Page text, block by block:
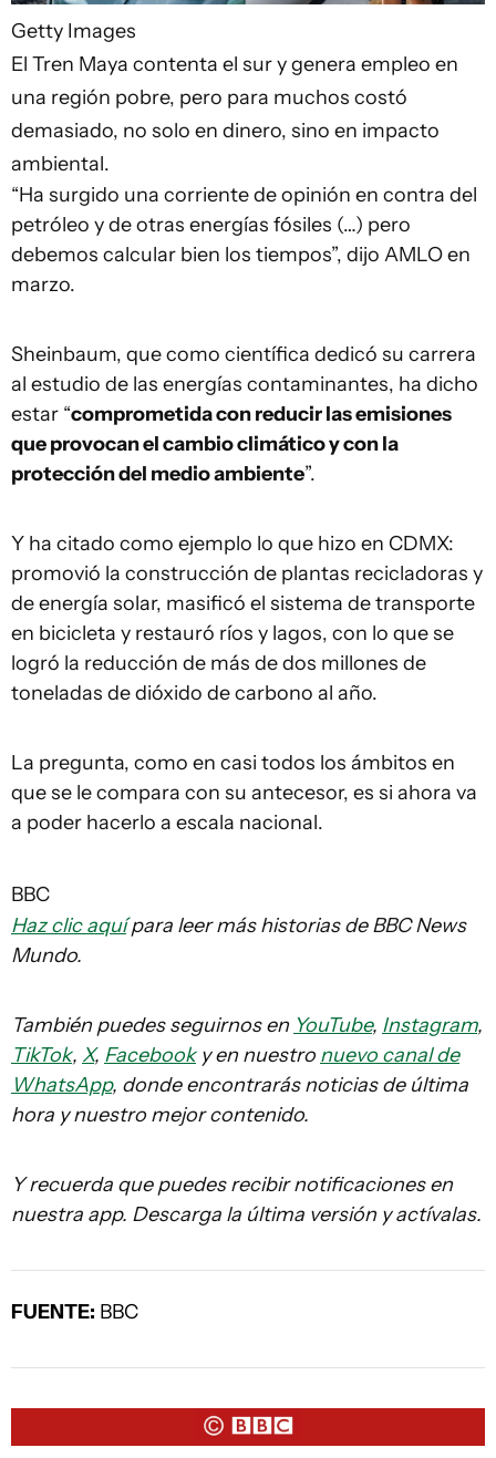
Getty Images
El Tren Maya contenta el sur y genera empleo en
una región pobre, pero para muchos costó
demasiado, no solo en dinero, sino en impacto
ambiental.
“Ha surgido una corriente de opinión en contra del
petróleo y de otras energías fósiles (…) pero
debemos calcular bien los tiempos”, dijo AMLO en
marzo.
Sheinbaum, que como científica dedicó su carrera
al estudio de las energías contaminantes, ha dicho
estar “comprometida con reducir las emisiones
que provocan el cambio climático y con la
protección del medio ambiente”.
Y ha citado como ejemplo lo que hizo en CDMX:
promovió la construcción de plantas recicladoras y
de energía solar, masificó el sistema de transporte
en bicicleta y restauró ríos y lagos, con lo que se
logró la reducción de más de dos millones de
toneladas de dióxido de carbono al año.
La pregunta, como en casi todos los ámbitos en
que se le compara con su antecesor, es si ahora va
a poder hacerlo a escala nacional.
BBC
Haz clic aquípara leer más historias de BBC News
Mundo.
También puedes seguirnos en YouTube, Instagram,
TikTok, X, Facebooky en nuestro nuevo canal de
WhatsApp, donde encontrarás noticias de última
hora y nuestro mejor contenido.
Y recuerda que puedes recibir notificaciones en
nuestra app. Descarga la última versión y actívalas.
FUENTE: BBC